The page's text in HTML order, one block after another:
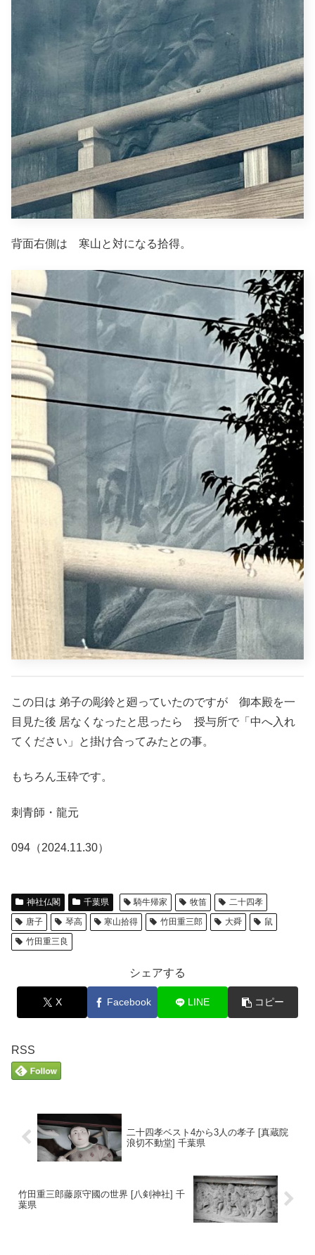
背面右側は 寒山と対になる拾得。
この日は 弟子の彫鈴と廻っていたのですが 御本殿を一
目見た後 居なくなったと思ったら 授与所で「中へ入れ
てください」と掛け合ってみたとの事。
もちろん玉砕です。
刺青師・龍元
094（2024.11.30）
神社仏閣 千葉県 騎牛帰家 牧笛
二十四孝
唐子
琴高 寒山拾得 竹田重三郎 大舜
鼠
竹田重三良
シェアする
X Facebook LINE コピー
RSS
二十四孝ベスト4から3人の孝子 [真蔵院
浪切不動堂] 千葉県
竹田重三郎藤原守國の世界 [八剣神社] 千
葉県